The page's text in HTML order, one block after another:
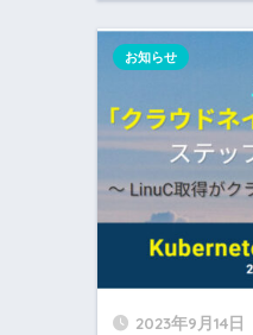
2023年9月14日
お知らせ